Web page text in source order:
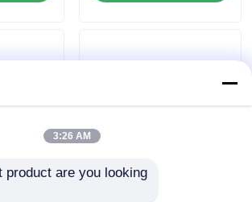
Festo
3:26 AM
product are you looking